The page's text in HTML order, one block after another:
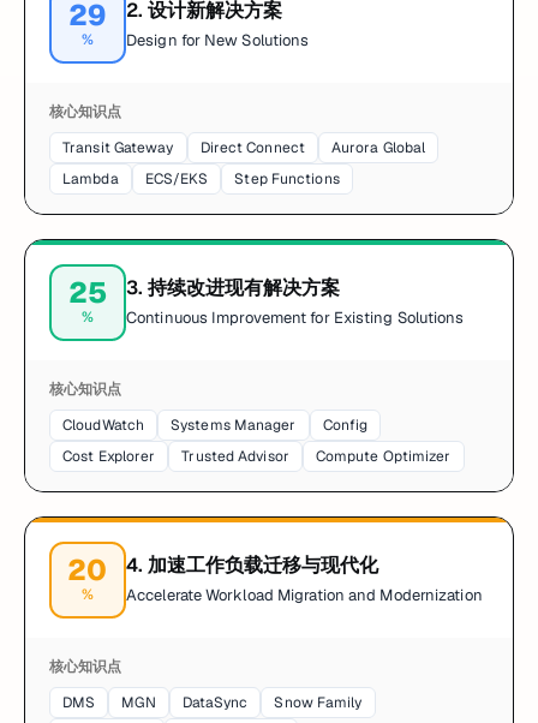
29
%
2. 设计新解决方案
Design for New Solutions
核心知识点
Transit Gateway
Direct Connect
Aurora Global
Lambda
ECS/EKS Step Functions
25
%
3. 持续改进现有解决方案
Continuous Improvement for Existing Solutions
核心知识点
CloudWatch
Systems Manager
Config
Cost Explorer
Trusted Advisor Compute Optimizer
20
%
4. 加速工作负载迁移与现代化
Accelerate Workload Migration and Modernization
核心知识点
DMS
MGN DataSync
Snow Family